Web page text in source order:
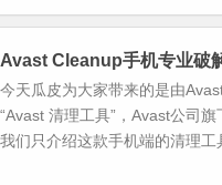
Avast Cleanup手机专业破
今天瓜皮为大家带来的是由
“Avast 清理工具”，Avast公司
我们只介绍这款手机端的清理工